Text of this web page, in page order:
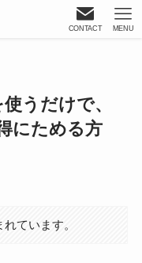
CONTACT MENU
うだけで、
にためる方
ています。